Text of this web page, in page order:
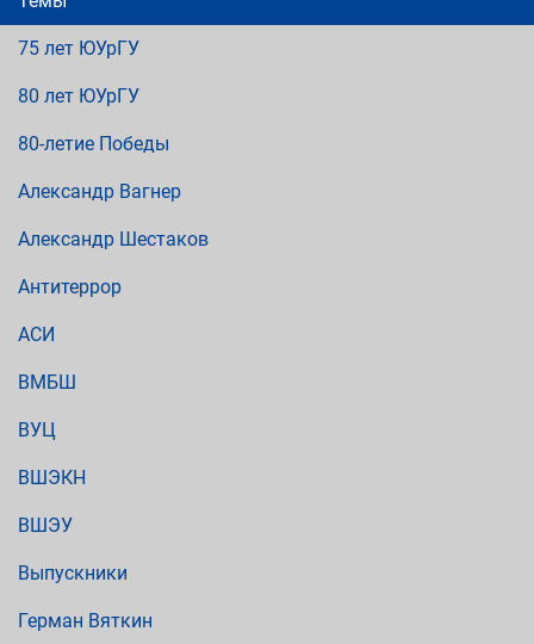
75 лет ЮУрГУ
80 лет ЮУрГУ
80-летие Победы
Александр Вагнер
Александр Шестаков
Антитеррор
АСИ
ВМБШ
ВУЦ
ВШЭКН
ВШЭУ
Выпускники
Герман Вяткин